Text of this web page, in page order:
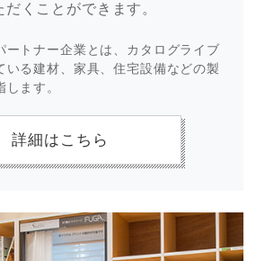
くことができます。
トナー企業とは、カタログライブ
いる建材、家具、住宅設備などの製
ます。
詳細はこちら